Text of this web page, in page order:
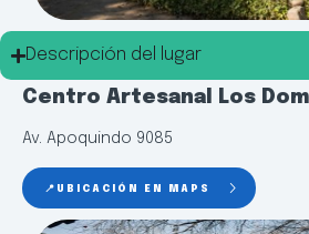
Descripción del lugar
Centro Artesanal Los
Av. Apoquindo 9085
📍UBICACIÓN EN MAPS